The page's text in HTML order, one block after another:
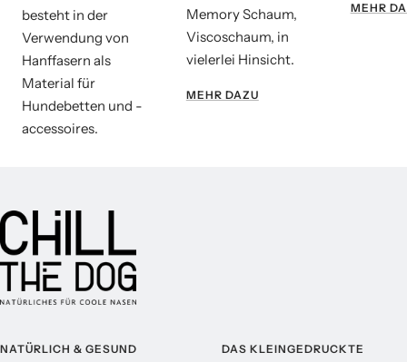
besteht in der
Verwendung von
Hanffasern als
Material für
Hundebetten und -
accessoires.
Memory Schaum,
Viscoschaum, in
vielerlei Hinsicht.
MEHR DAZU
MEHR
NATÜRLICH & GESUND DAS KLEINGEDRUCKTE